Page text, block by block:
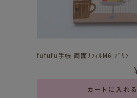
fufufu手帳 両面ﾘﾌｨﾙM6 ﾌﾟﾘﾝ
カートに入れる